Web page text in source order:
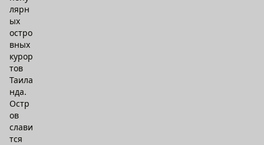
лярн
ых
остро
вных
курор
тов
Таила
нда.
Остр
ов
слави
тся